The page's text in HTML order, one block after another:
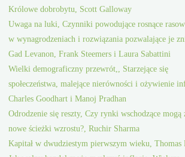
Królowe dobrobytu, Scott Galloway
Uwaga na luki, Czynniki powodujące rosnące
w wynagrodzeniach i rozwiązania pozwalające je
Gad Levanon, Frank Steemers i Laura Sabattini
Wielki demograficzny przewrót,, Starzejące się
społeczeństwa, malejące nierówności i ożywienie
Charles Goodhart i Manoj Pradhan
Odrodzenie się reszty, Czy rynki wschodzące mogą
nowe ścieżki wzrostu?, Ruchir Sharma
Kapitał w dwudziestym pierwszym wieku, Thomas